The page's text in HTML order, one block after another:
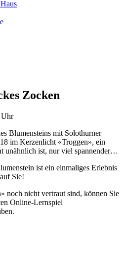
Zocken
Uhr
Blumensteins mit Solothurner
im Kerzenlicht «Troggen», ein
unähnlich ist, nur viel spannender…
ist ein einmaliges Erlebnis
Sie!
noch nicht vertraut sind, können Sie
Online-Lernspiel